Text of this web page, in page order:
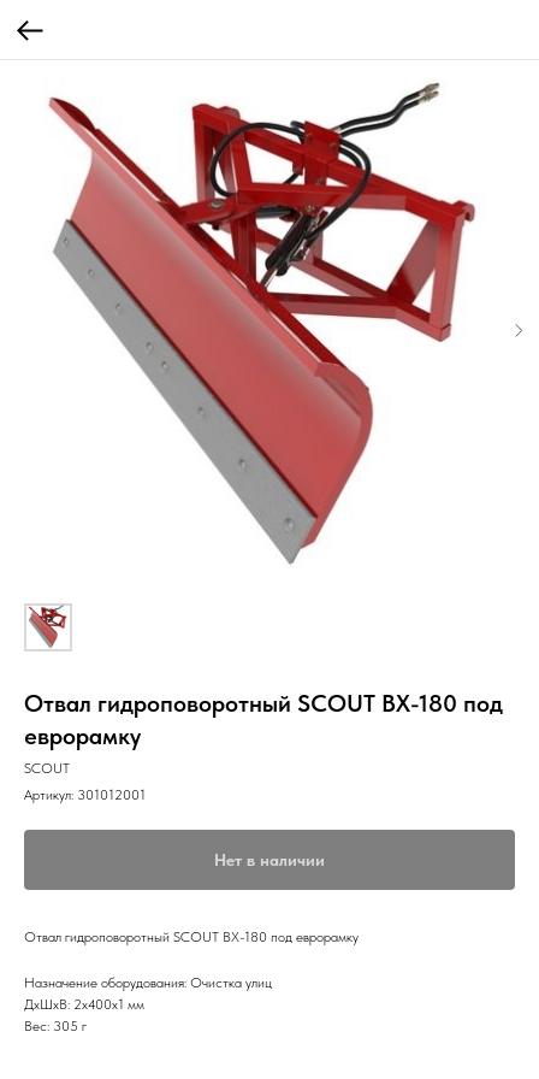
Отвал гидроповоротный SCOUT BX-180 под
еврорамку
SCOUT
Артикул: 301012001
Нет в наличии
Отвал гидроповоротный SCOUT BX-180 под еврорамку
Назначение оборудования: Очистка улиц
ДxШxВ: 2x400x1 мм
Вес: 305 г